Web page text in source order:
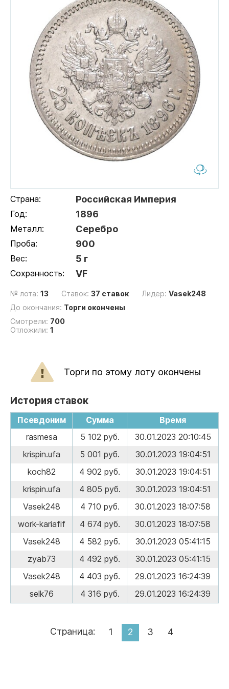
Страна: Российская Империя
Год: 1896
Металл: Серебро
Проба: 900
Вес: 5 г
Сохранность: VF
№ лота: 13 Ставок: 37 ставок Лидер: Vasek248
До окончания: Торги окончены
Смотрели: 700
Отложили: 1
Торги по этому лоту окончены
История ставок
Псевдоним Сумма
Время
rasmesa
5 102 руб.
30.01.2023 20:10:45
krispin.ufa
5 001 руб.
30.01.2023 19:04:51
koch82
4 902 руб.
30.01.2023 19:04:51
krispin.ufa
4 805 руб.
30.01.2023 19:04:51
Vasek248
4 710 руб.
30.01.2023 18:07:58
work-kariafif
4 674 руб.
30.01.2023 18:07:58
Vasek248
4 582 руб.
30.01.2023 05:41:15
zyab73
4 492 руб.
30.01.2023 05:41:15
Vasek248
4 403 руб.
29.01.2023 16:24:39
selk76
4 316 руб. 29.01.2023 16:24:39
Страница: 1 2 3 4